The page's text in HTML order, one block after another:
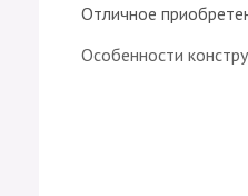
Отличное
Особенности